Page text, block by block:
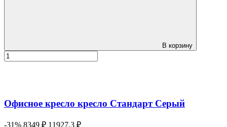
В корзину
Офисное кресло кресло Стандарт Серый
-31% 8349 ₽ 11927.3 ₽